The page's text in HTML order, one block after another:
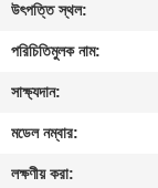
নিয়ন্ত্রণ
আমাদের
সাথে
যোগাযোগ
উৎপত্তি স্থল:
পরিচিতিমুলক নাম:
সাক্ষ্যদান:
মডেল নম্বার:
লক্ষণীয় করা: